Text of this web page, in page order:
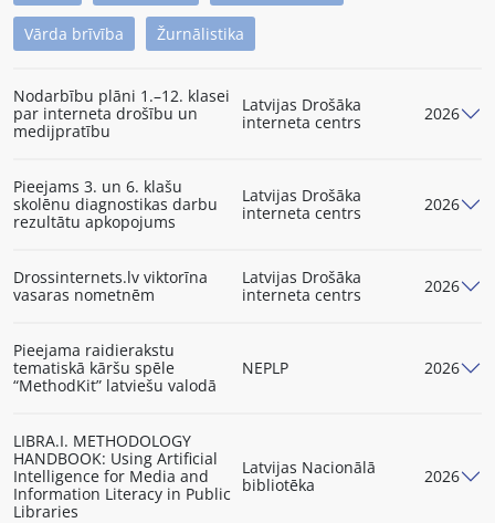
Vārda brīvība Žurnālistika
Nodarbību plāni 1.–12. klasei
par interneta drošību un
medijpratību
Latvijas Drošāka
interneta centrs
2026
Pieejams 3. un 6. klašu
skolēnu diagnostikas darbu
rezultātu apkopojums
Latvijas Drošāka
interneta centrs
2026
Drossinternets.lv viktorīna
vasaras nometnēm
Latvijas Drošāka
interneta centrs
2026
Pieejama raidierakstu
tematiskā kāršu spēle
“MethodKit” latviešu valodā
NEPLP 2026
LIBRA.I. METHODOLOGY
HANDBOOK: Using Artificial
Intelligence for Media and
Information Literacy in Public
Libraries
Latvijas Nacionālā
bibliotēka
2026